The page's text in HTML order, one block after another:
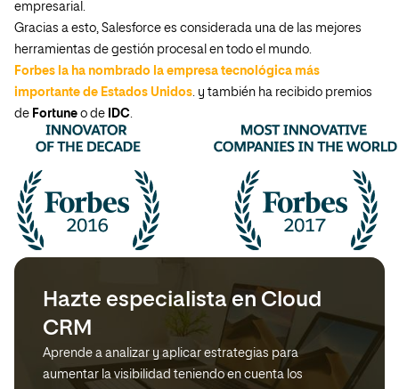
empresarial.
Gracias a esto, Salesforce es considerada una de las mejores
herramientas de gestión procesal en todo el mundo.
Forbes la ha nombrado la empresa tecnológica más
importante de Estados Unidos. y también ha recibido premios
de Fortune o de IDC.
Hazte especialista en Cloud
CRM
Aprende a analizar y aplicar estrategias para
aumentar la visibilidad teniendo en cuenta los